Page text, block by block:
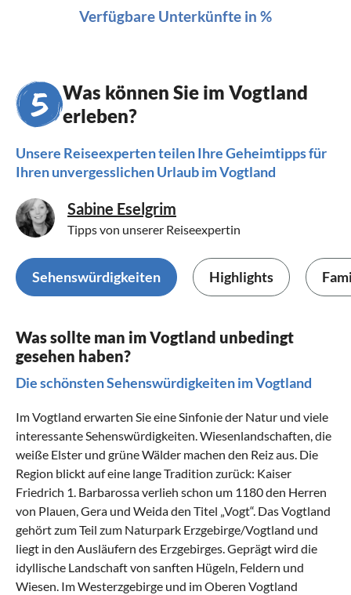
Verfügbare Unterkünfte in %
Was können Sie im Vogtland
erleben?
Unsere Reiseexperten teilen Ihre Geheimtipps für
Ihren unvergesslichen Urlaub im Vogtland
Tipps von unserer Reiseexpertin
Sabine Eselgrim
Sehenswürdigkeiten Highlights
Was sollte man im Vogtland unbedingt
gesehen haben?
Die schönsten Sehenswürdigkeiten im Vogtland
Im Vogtland erwarten Sie eine Sinfonie der Natur und viele
interessante Sehenswürdigkeiten. Wiesenlandschaften, die
weiße Elster und grüne Wälder machen den Reiz aus. Die
Region blickt auf eine lange Tradition zurück: Kaiser
Friedrich 1. Barbarossa verlieh schon um 1180 den Herren
von Plauen, Gera und Weida den Titel „Vogt“. Das Vogtland
gehört zum Teil zum Naturpark Erzgebirge/Vogtland und
liegt in den Ausläufern des Erzgebirges. Geprägt wird die
idyllische Landschaft von sanften Hügeln, Feldern und
Wiesen. Im Westerzgebirge und im Oberen Vogtland